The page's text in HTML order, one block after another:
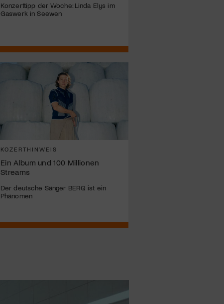
Konzerttipp der Woche: Linda Elys im
Gaswerk in Seewen
KOZERTHINWEIS
Ein Album und 100 Millionen
Streams
Der deutsche Sänger BERQ ist ein
Phänomen